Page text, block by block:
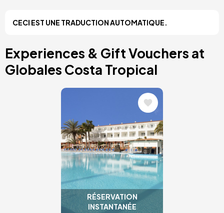
Bilbao, Espagne
Nice, France
CECI EST UNE TRADUCTION AUTOMATIQUE.
Experiences & Gift Vouchers at
Globales Costa Tropical
RÉSERVATION
INSTANTANÉE